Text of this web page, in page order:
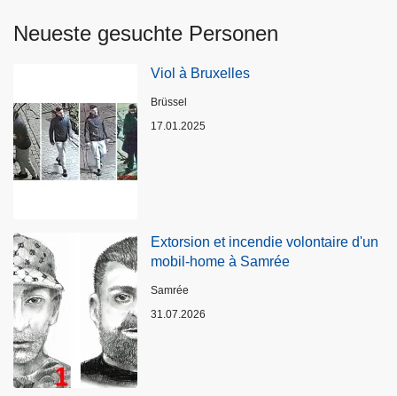
Neueste gesuchte Personen
Viol à Bruxelles
Standort
Brüssel
17.01.2025
Extorsion et incendie volontaire d'un
mobil-home à Samrée
Standort
Samrée
31.07.2026